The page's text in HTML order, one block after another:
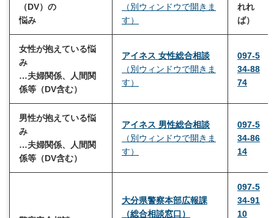
（DV）の
悩み
（別ウィンドウで開きま
す）
れれ
ば）
女性が抱えている悩
み
…夫婦関係、人間関
係等（DV含む）
アイネス 女性総合相談
（別ウィンドウで開きま
す）
097-5
34-88
74
男性が抱えている悩
み
…夫婦関係、人間関
係等（DV含む）
アイネス 男性総合相談
（別ウィンドウで開きま
す）
097-5
34-86
14
大分県警察本部広報課
（総合相談窓口）
097-5
34-91
10